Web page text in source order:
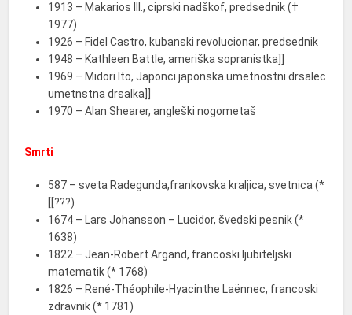
1913 – Makarios III., ciprski nadškof, predsednik (†
1977)
1926 – Fidel Castro, kubanski revolucionar, predsednik
1948 – Kathleen Battle, ameriška sopranistka]]
1969 – Midori Ito, Japonci japonska umetnostni drsalec
umetnstna drsalka]]
1970 – Alan Shearer, angleški nogometaš
Smrti
587 – sveta Radegunda,frankovska kraljica, svetnica (*
[[???)
1674 – Lars Johansson – Lucidor, švedski pesnik (*
1638)
1822 – Jean-Robert Argand, francoski ljubiteljski
matematik (* 1768)
1826 – René-Théophile-Hyacinthe Laënnec, francoski
zdravnik (* 1781)